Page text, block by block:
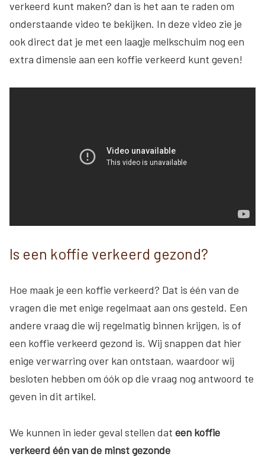
verkeerd kunt maken? dan is het aan te raden om
onderstaande video te bekijken. In deze video zie je
ook direct dat je met een laagje melkschuim nog een
extra dimensie aan een koffie verkeerd kunt geven!
Is een koffie verkeerd gezond?
Hoe maak je een koffie verkeerd? Dat is één van de
vragen die met enige regelmaat aan ons gesteld. Een
andere vraag die wij regelmatig binnen krijgen, is of
een koffie verkeerd gezond is. Wij snappen dat hier
enige verwarring over kan ontstaan, waardoor wij
besloten hebben om óók op die vraag nog antwoord te
geven in dit artikel.
We kunnen in ieder geval stellen dat een koffie
verkeerd één van de minst gezonde